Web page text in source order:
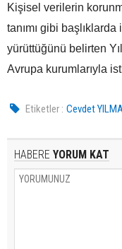
Kişisel verilerin
tanımı gibi
yürüttüğünü belirten
Avrupa kurumlarıyla
Etiketler : Cevdet
HABERE YORUM KAT